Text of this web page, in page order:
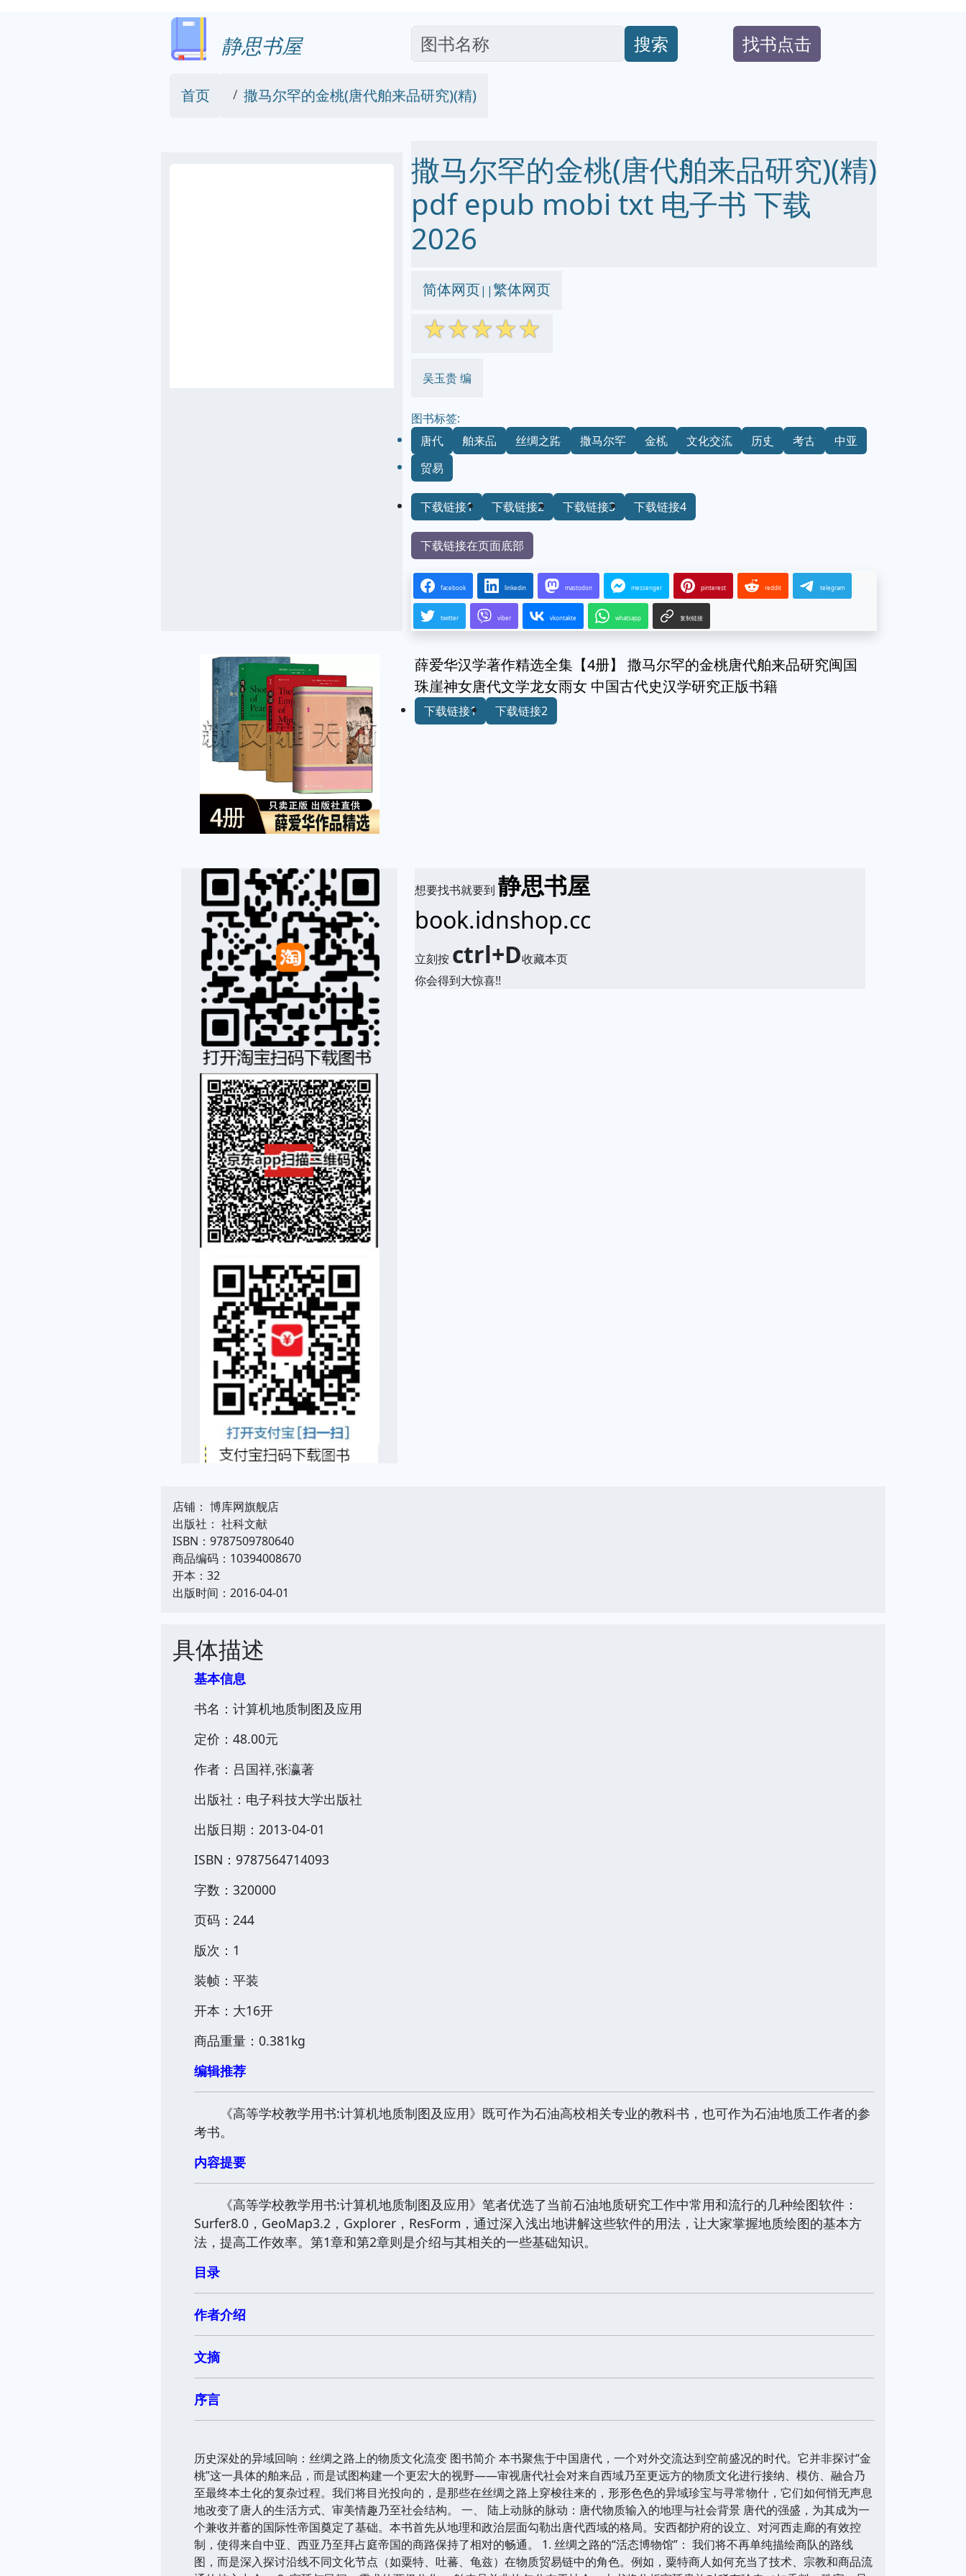
静思书屋 搜索 找书点击
首页 撒马尔罕的金桃(唐代舶来品研究)(精)
撒马尔罕的金桃(唐代舶来品研究)(精)
pdf epub mobi txt 电子书 下载
2026
简体网页||繁体网页
☆☆☆☆☆
吴玉贵 编
图书标签:
唐代
舶来品 丝绸之路 撒马尔罕 金桃 文化交流 历史 考古
中亚
贸易
下载链接1 下载链接2 下载链接3 下载链接4
下载链接在页面底部
facebook linkedin mastodon messenger pinterest reddit telegram
twitter viber vkontakte whatsapp 复制链接
薛爱华汉学著作精选全集【4册】 撒马尔罕的金桃唐代舶来品研究闽国
珠崖神女唐代文学龙女雨女 中国古代史汉学研究正版书籍
下载链接1 下载链接2
想要找书就要到静思书屋
book.idnshop.cc
立刻按 ctrl+D收藏本页
你会得到大惊喜!!
店铺： 博库网旗舰店
出版社： 社科文献
ISBN：9787509780640
商品编码：10394008670
开本：32
出版时间：2016-04-01
具体描述
基本信息
书名：计算机地质制图及应用
定价：48.00元
作者：吕国祥,张瀛著
出版社：电子科技大学出版社
出版日期：2013-04-01
ISBN：9787564714093
字数：320000
页码：244
版次：1
装帧：平装
开本：大16开
商品重量：0.381kg
编辑推荐
《高等学校教学用书:计算机地质制图及应用》既可作为石油高校相关专业的教科书，也可作为石油地质工作者的参
考书。
内容提要
《高等学校教学用书:计算机地质制图及应用》笔者优选了当前石油地质研究工作中常用和流行的几种绘图软件：
Surfer8.0，GeoMap3.2，Gxplorer，ResForm，通过深入浅出地讲解这些软件的用法，让大家掌握地质绘图的基本方
法，提高工作效率。第1章和第2章则是介绍与其相关的一些基础知识。
目录
作者介绍
文摘
序言
历史深处的异域回响：丝绸之路上的物质文化流变 图书简介 本书聚焦于中国唐代，一个对外交流达到空前盛况的时代。它并非探讨“金
桃”这一具体的舶来品，而是试图构建一个更宏大的视野——审视唐代社会对来自西域乃至更远方的物质文化进行接纳、模仿、融合乃
至最终本土化的复杂过程。我们将目光投向的，是那些在丝绸之路上穿梭往来的，形形色色的异域珍宝与寻常物什，它们如何悄无声息
地改变了唐人的生活方式、审美情趣乃至社会结构。 一、 陆上动脉的脉动：唐代物质输入的地理与社会背景 唐代的强盛，为其成为一
个兼收并蓄的国际性帝国奠定了基础。本书首先从地理和政治层面勾勒出唐代西域的格局。安西都护府的设立、对河西走廊的有效控
制，使得来自中亚、西亚乃至拜占庭帝国的商路保持了相对的畅通。 1. 丝绸之路的“活态博物馆”： 我们将不再单纯描绘商队的路线
图，而是深入探讨沿线不同文化节点（如粟特、吐蕃、龟兹）在物质贸易链中的角色。例如，粟特商人如何充当了技术、宗教和商品流